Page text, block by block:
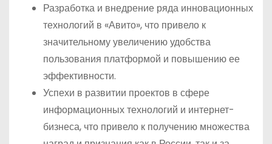
Разработка и внедрение ряда инновационных
технологий в «Авито», что привело к
значительному увеличению удобства
пользования платформой и повышению ее
эффективности.
Успехи в развитии проектов в сфере
информационных технологий и интернет-
бизнеса, что привело к получению множества